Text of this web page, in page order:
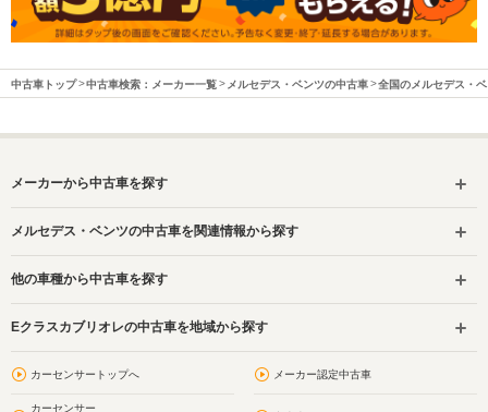
中古車トップ 中古車検索：メーカー一覧 メルセデス・ベンツの中古車 全国のメルセデス・
メーカーから中古車を探す
メルセデス・ベンツの中古車を関連情報から探す
他の車種から中古車を探す
Eクラスカブリオレの中古車を地域から探す
カーセンサートップへ メーカー認定中古車
カーセンサー